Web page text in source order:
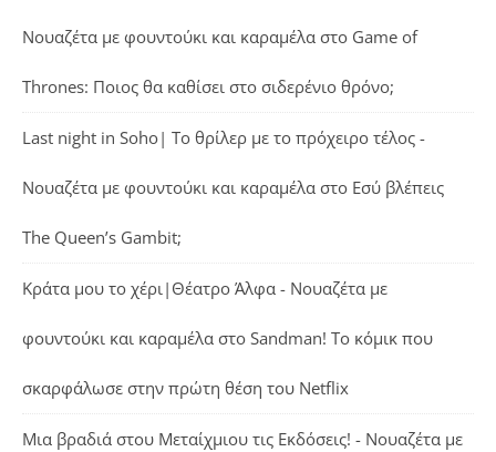
Νουαζέτα με φουντούκι και καραμέλα στο Game of
Thrones: Ποιος θα καθίσει στο σιδερένιο θρόνο;
Last night in Soho| Το θρίλερ με το πρόχειρο τέλος -
Νουαζέτα με φουντούκι και καραμέλα στο Εσύ βλέπεις
The Queen’s Gambit;
Κράτα μου το χέρι|Θέατρο Άλφα - Νουαζέτα με
φουντούκι και καραμέλα στο Sandman! Το κόμικ που
σκαρφάλωσε στην πρώτη θέση του Netflix
Μια βραδιά στου Μεταίχμιου τις Εκδόσεις! - Νουαζέτα με